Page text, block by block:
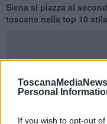
Personal
If you wish to opt-out
Siena si piazza al
toscane nella top 10
TOSCANA — Siena
nazionale consumatori in